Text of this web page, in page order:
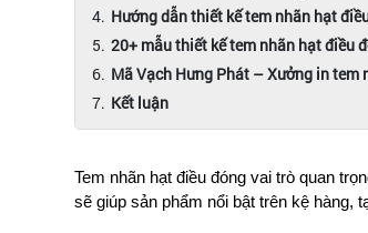
Hướng dẫn thiết kế tem nhãn hạt
20+ mẫu thiết kế tem nhãn hạt điều
Mã Vạch Hưng Phát – Xưởng in tem
Kết luận
Tem nhãn hạt điều đóng vai trò quan
sẽ giúp sản phẩm nổi bật trên kệ hàng,